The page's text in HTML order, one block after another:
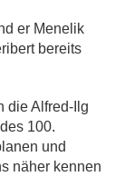
er Menelik
bereits
die Alfred-Ilg
100.
und
näher kennen